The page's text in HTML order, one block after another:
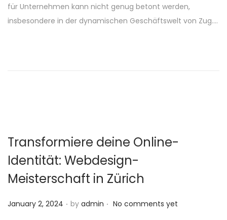
t
e
für Unternehmen kann nicht genug betont werden,
insbesondere in der dynamischen Geschäftswelt von Zug….
Transformiere deine Online-
Identität: Webdesign-
Meisterschaft in Zürich
P
January 2, 2024 . by admin . No comments yet